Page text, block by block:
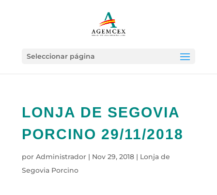
Seleccionar página
LONJA DE SEGOVIA
PORCINO 29/11/2018
por Administrador| Nov 29, 2018| Lonja de
Segovia Porcino